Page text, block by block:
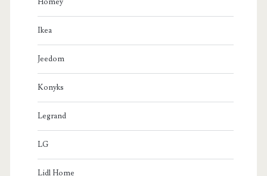
Homey
Ikea
Jeedom
Konyks
Legrand
LG
Lidl Home